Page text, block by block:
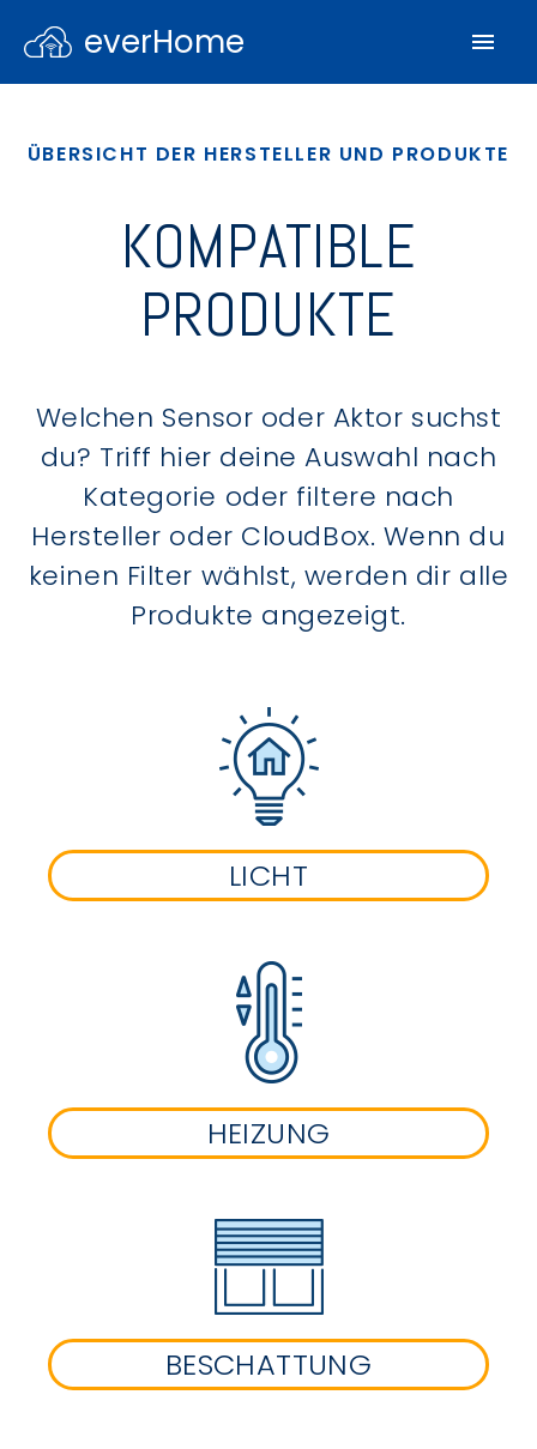
everHome
ÜBERSICHT DER HERSTELLER UND PRODUKTE
KOMPATIBLE
PRODUKTE
Welchen Sensor oder Aktor suchst
du? Triff hier deine Auswahl nach
Kategorie oder filtere nach
Hersteller oder CloudBox. Wenn du
keinen Filter wählst, werden dir alle
Produkte angezeigt.
LICHT
HEIZUNG
BESCHATTUNG